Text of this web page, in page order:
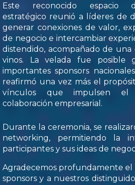
Este reconocido espacio
estratégico reunió a líderes de
generar conexiones de valor,
de negocio e intercambiar
distendido, acompañado de una
vinos. La velada fue posible
importantes sponsors
reafirmó una vez más el
vínculos que impulsen
colaboración empresarial.
Durante la ceremonia, se
networking, permitiendo la
participantes y sus ideas de
Agradecemos profundamente el
sponsors y a nuestros